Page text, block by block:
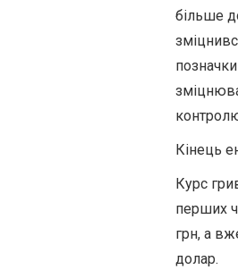
більше
Кінець
Курс
перших
грн, а
долар.